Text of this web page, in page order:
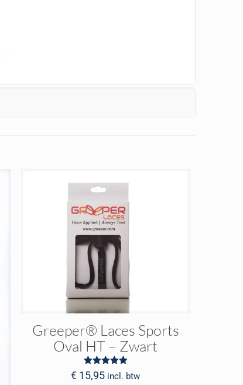
Greeper® Laces Sports
Oval HT – Zwart
Waardering
5.00
€ 15,95 incl. btw